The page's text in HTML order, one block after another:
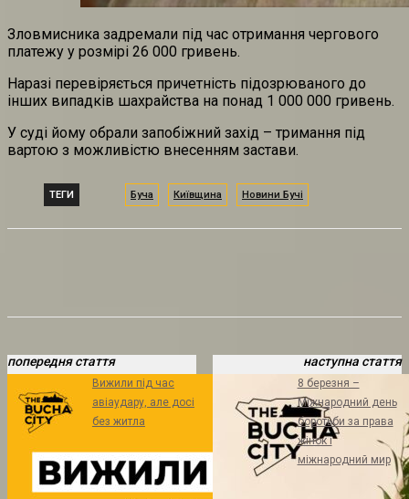
Зловмисника задремали під час отримання чергового
платежу у розмірі 26 000 гривень.
Наразі перевіряється причетність підозрюваного до
інших випадків шахрайства на понад 1 000 000 гривень.
У суді йому обрали запобіжний захід – тримання під
вартою з можливістю внесенням застави.
ТЕГИ Буча Київщина Новини Бучі
попередня стаття
Вижили під час
авіаудару, але досі
без житла
наступна стаття
8 березня –
Міжнародний день
боротьби за права
жінок і
міжнародний мир